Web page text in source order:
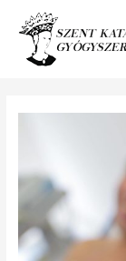
tartalomhoz